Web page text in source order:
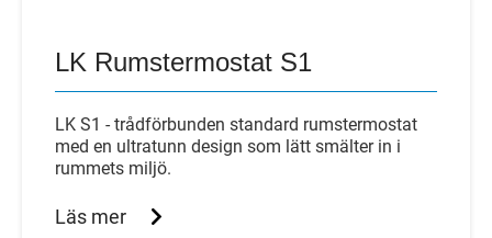
LK Rumstermostat S1
LK S1 - trådförbunden standard rumstermostat
med en ultratunn design som lätt smälter in i
rummets miljö.
Läs mer